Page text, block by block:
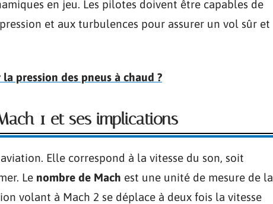
en jeu. Les pilotes doivent être capables de
et aux turbulences pour assurer un vol sûr et
pression des pneus à chaud ?
1 et ses implications
Elle correspond à la vitesse du son, soit
Le nombre de Mach est une unité de mesure de la
volant à Mach 2 se déplace à deux fois la vitesse